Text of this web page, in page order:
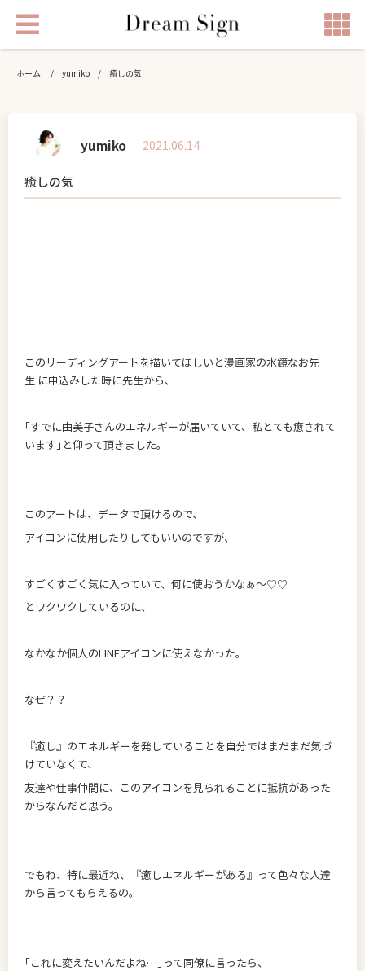
ホーム / yumiko / 癒しの気
yumiko 2021.06.14
癒しの気
このリーディングアートを描いてほしいと漫画家の水鏡なお先
生 に申込みした時に先生から、
｢すでに由美子さんのエネルギーが届いていて、私とても癒されて
います｣と仰って頂きました。
このアートは、データで頂けるので、
アイコンに使用したりしてもいいのですが、
すごくすごく気に入っていて、何に使おうかなぁ～♡♡
とワクワクしているのに、
なかなか個人のLINEアイコンに使えなかった。
なぜ？？
『癒し』のエネルギーを発していることを自分ではまだまだ気づ
けていなくて、
友達や仕事仲間に、このアイコンを見られることに抵抗があった
からなんだと思う。
でもね、特に最近ね、『癒しエネルギーがある』って色々な人達
から言ってもらえるの。
｢これに変えたいんだよね…｣って同僚に言ったら、